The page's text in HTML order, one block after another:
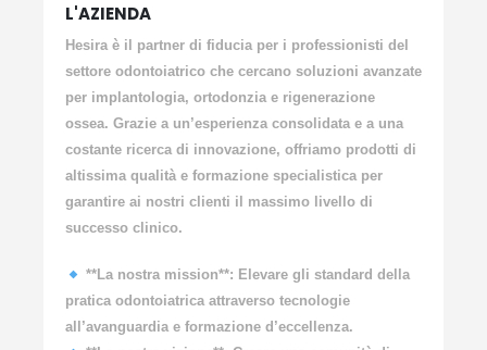
L'AZIENDA
Hesira è il partner di fiducia per i professionisti del
settore odontoiatrico che cercano soluzioni avanzate
per implantologia, ortodonzia e rigenerazione
ossea. Grazie a un’esperienza consolidata e a una
costante ricerca di innovazione, offriamo prodotti di
altissima qualità e formazione specialistica per
garantire ai nostri clienti il massimo livello di
successo clinico.
**La nostra mission**: Elevare gli standard della
pratica odontoiatrica attraverso tecnologie
all’avanguardia e formazione d’eccellenza.